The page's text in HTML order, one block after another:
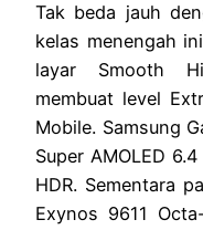
Tak beda jauh
kelas menengah
layar Smooth
membuat level
Mobile. Samsung
Super AMOLED
HDR. Sementara
Exynos 9611